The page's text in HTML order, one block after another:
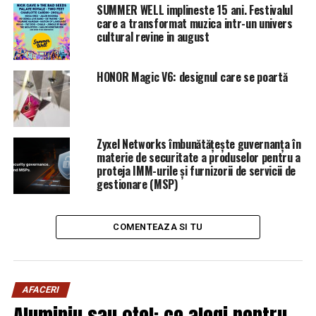
împărţire a funcţiilor după modelul fanariot.
Capitulaţiile otomane au fost înlocuite cu tratatul de
aderare, iar în loc de Istanbul ne închinăm la Bruxelles,
fiind gălăgioşi, dar atenţi să nu întindem prea mult
coarda independenţei. Pe acelaşi principiu s-a
tranzacţionat şi eşecul referendumului pentru definirea
familiei în Constituţie.
Aceste lucruri răzbat destul de greu, dar lovitura care i-a
fost dată lui Adrian Țuţuianu, unul din semnatarii
împotriva preşedintelui PSD. Pentru că în stilul său
bombastic şi lăudăros, în înregistrările scurse în presă,
SUMMER WELL implineste 15 ani. Festivalul
care a transformat muzica intr-un univers
cultural revine in august
HONOR Magic V6: designul care se poartă
Zyxel Networks îmbunătățește guvernanța în
materie de securitate a produselor pentru a
proteja IMM-urile și furnizorii de servicii de
gestionare (MSP)
COMENTEAZA SI TU
AFACERI